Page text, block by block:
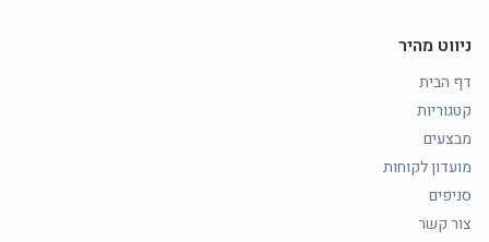
ניווט מהיר
דף הבית
קטגוריות
מבצעים
מועדון לקוחות
סניפים
צור קשר